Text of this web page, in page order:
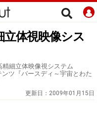
立体視映像シス
細立体映像視システム
ツ『バースディ～宇宙とわた
更新日： 2009年01月15日